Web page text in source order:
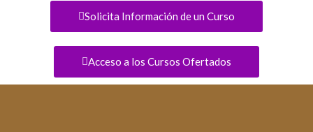
Solicita Información de un Curso
Acceso a los Cursos Ofertados